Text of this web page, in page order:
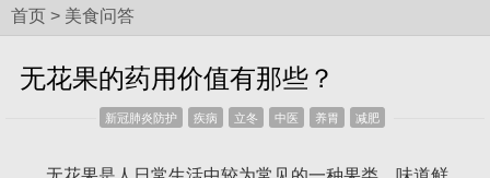
首页 > 美食问答
无花果的药用价值有那些？
新冠肺炎防护 疾病 立冬 中医 养胃 减肥